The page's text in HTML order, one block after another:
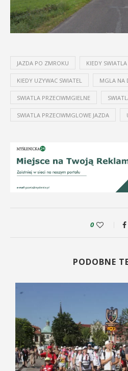
JAZDA PO ZMROKU KIEDY
KIEDY UZYWAC SWIATEL MGLA NA
SWIATLA PRZECIWMGIELNE
SWIATLA PRZECIWMGLOWE JAZDA
0
PODOBNE